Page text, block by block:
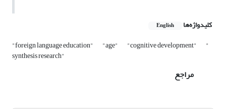
کلیدواژه‌ها English
"foreign language education" "age" "cognitive development" "
synthesis research"
مراجع